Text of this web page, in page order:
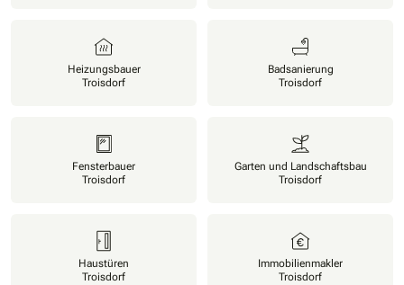
Heizungsbauer
Troisdorf
Badsanierung
Troisdorf
Fensterbauer
Troisdorf
Garten und Landschaftsbau
Troisdorf
Haustüren
Troisdorf
Immobilienmakler
Troisdorf